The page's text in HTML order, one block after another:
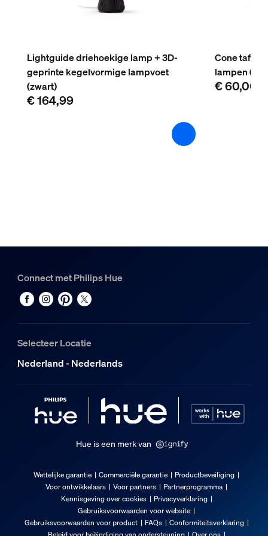
Lightguide driehoekige lamp + 3D-
geprinte kegelvormige lampvoet
(zwart)
€ 164,99
Cone
lampen
€ 60,00
Connect met Philips Hue
Selecteer Locatie
Nederland - Nederlands
Hue is een merk van
Wettelijke garantie Commerciële garantie
Productbeveiliging
Voor ontwikkelaars
Voor partners
Partnerprogramma
Kennisgeving over cookies
Privacyverklaring
Gebruiksvoorwaarden voor website
Gebruiksvoorwaarden voor product
FAQs
Conformiteitsverklaring
Beleid voor beëindiging van ondersteuning
Over ons